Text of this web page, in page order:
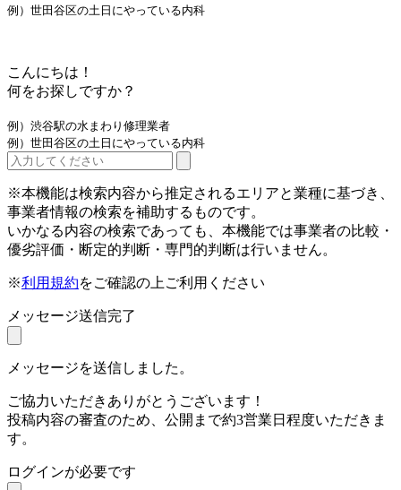
例）世田谷区の土日にやっている内科
こんにちは！
何をお探しですか？
例）渋谷駅の水まわり修理業者
例）世田谷区の土日にやっている内科
※本機能は検索内容から推定されるエリアと業種に基づき、
事業者情報の検索を補助するものです。
いかなる内容の検索であっても、本機能では事業者の比較・
優劣評価・断定的判断・専門的判断は行いません。
※利用規約をご確認の上ご利用ください
メッセージ送信完了
メッセージを送信しました。
ご協力いただきありがとうございます！
投稿内容の審査のため、公開まで約3営業日程度いただきま
す。
ログインが必要です